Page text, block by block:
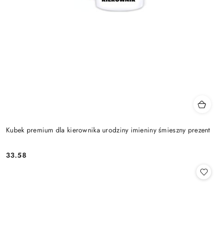
Kubek premium dla kierownika urodziny imieniny śmieszny prezent
Cena:
33.58